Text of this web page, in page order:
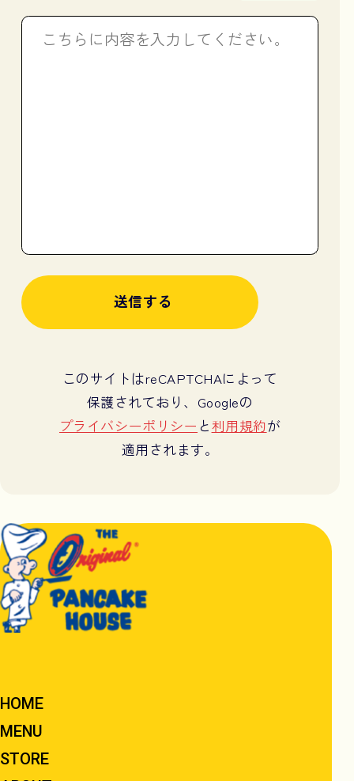
このサイトはreCAPTCHAによって
保護されており、Googleの
プライバシーポリシー と利用規約が
適用されます。
HOME
MENU
STORE